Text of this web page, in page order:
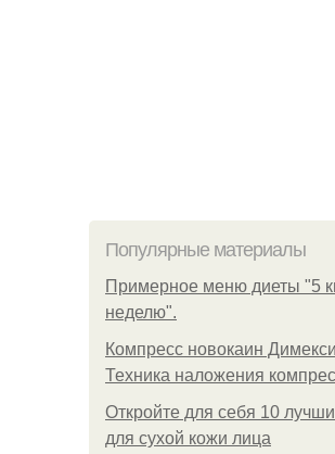
Популярные материалы
Примерное меню диеты "5
неделю".
Компресс новокаин
Техника наложения
Откройте для себя 10
для сухой кожи лица